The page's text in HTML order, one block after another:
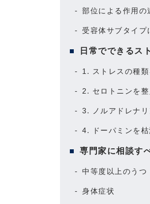
部位による作用の
受容体サブタイプ
日常でできるス
1. ストレスの種類
2. セロトニンを
3. ノルアドレナ
4. ドーパミンを
専門家に相談す
中等度以上のうつ
身体症状